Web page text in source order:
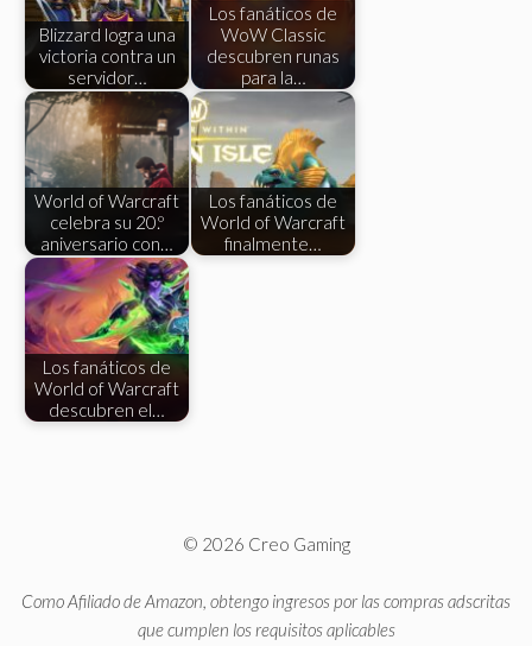
Blizzard logra una
victoria contra un
servidor…
Los fanáticos de
WoW Classic
descubren runas
para la…
World of Warcraft
celebra su 20.º
aniversario con…
Los fanáticos de
World of Warcraft
finalmente…
Los fanáticos de
World of Warcraft
descubren el…
© 2026 Creo Gaming
Como Afiliado de Amazon, obtengo ingresos por las compras adscritas
que cumplen los requisitos aplicables